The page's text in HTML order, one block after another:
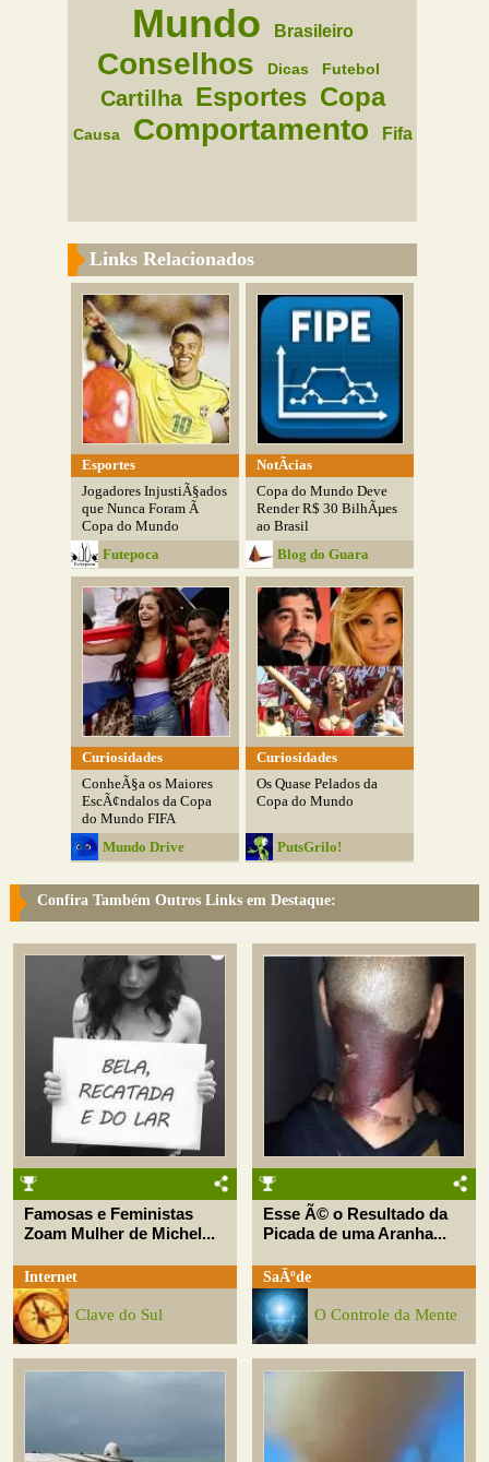
Mundo Brasileiro
Conselhos Dicas Futebol
Cartilha Esportes Copa
Causa Comportamento Fifa
Links Relacionados
Esportes
Jogadores InjustiÃ§ados
que Nunca Foram Ã
Copa do Mundo
Futepoca
NotÃ­cias
Copa do Mundo Deve
Render R$ 30 BilhÃµes
ao Brasil
Blog do Guara
Curiosidades
ConheÃ§a os Maiores
EscÃ¢ndalos da Copa
do Mundo FIFA
Mundo Drive
Curiosidades
Os Quase Pelados da
Copa do Mundo
PutsGrilo!
Confira Também Outros Links em Destaque:
Famosas e Feministas
Zoam Mulher de Michel...
Internet
Clave do Sul
Esse Ã© o Resultado da
Picada de uma Aranha...
SaÃºde
O Controle da Mente